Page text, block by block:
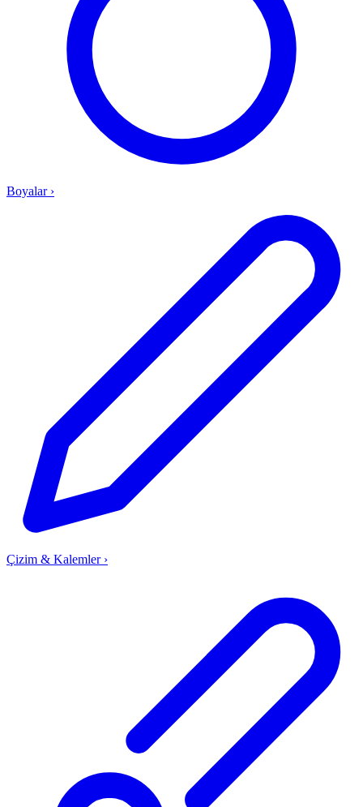
Boyalar ›
Çizim & Kalemler ›